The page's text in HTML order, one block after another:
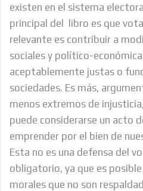
existen en el sistema
principal del libro es que
relevante es contribuir a
sociales y político-
aceptablemente justas o
sociedades. Es más,
menos extremos de
puede considerarse un acto
emprender por el bien de
Esta no es una defensa del
obligatorio, ya que es
morales que no son